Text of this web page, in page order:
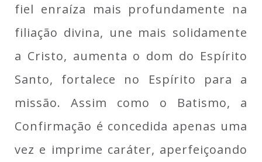
fiel enraíza mais profundamente na
filiação divina, une mais solidamente
a Cristo, aumenta o dom do Espírito
Santo, fortalece no Espírito para a
missão. Assim como o Batismo, a
Confirmação é concedida apenas uma
vez e imprime caráter, aperfeiçoando